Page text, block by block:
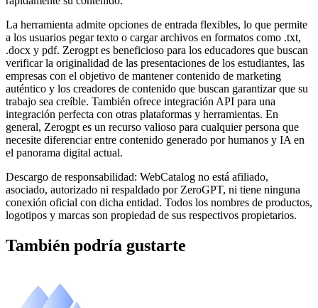
La herramienta admite opciones de entrada flexibles, lo que permite
a los usuarios pegar texto o cargar archivos en formatos como .txt,
.docx y pdf. Zerogpt es beneficioso para los educadores que buscan
verificar la originalidad de las presentaciones de los estudiantes, las
empresas con el objetivo de mantener contenido de marketing
auténtico y los creadores de contenido que buscan garantizar que su
trabajo sea creíble. También ofrece integración API para una
integración perfecta con otras plataformas y herramientas. En
general, Zerogpt es un recurso valioso para cualquier persona que
necesite diferenciar entre contenido generado por humanos y IA en
el panorama digital actual.
Descargo de responsabilidad: WebCatalog no está afiliado,
asociado, autorizado ni respaldado por ZeroGPT, ni tiene ninguna
conexión oficial con dicha entidad. Todos los nombres de productos,
logotipos y marcas son propiedad de sus respectivos propietarios.
También podría gustarte